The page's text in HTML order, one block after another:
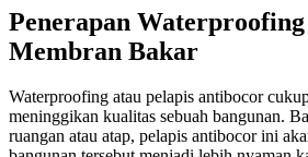
Penerapan Waterproofing
Membran Bakar
Waterproofing atau pelapis antibocor
meninggikan kualitas sebuah bangunan.
ruangan atau atap, pelapis antibocor ini